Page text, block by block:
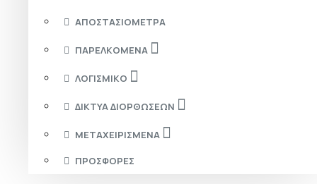
ΑΠΟΣΤΑΣΙΌΜΕΤΡΑ
ΠΑΡΕΛΚΌΜΕΝΑ
ΛΟΓΙΣΜΙΚΌ
ΔΊΚΤΥΑ ΔΙΟΡΘΏΣΕΩΝ
ΜΕΤΑΧΕΙΡΙΣΜΈΝΑ
ΠΡΟΣΦΟΡΈΣ